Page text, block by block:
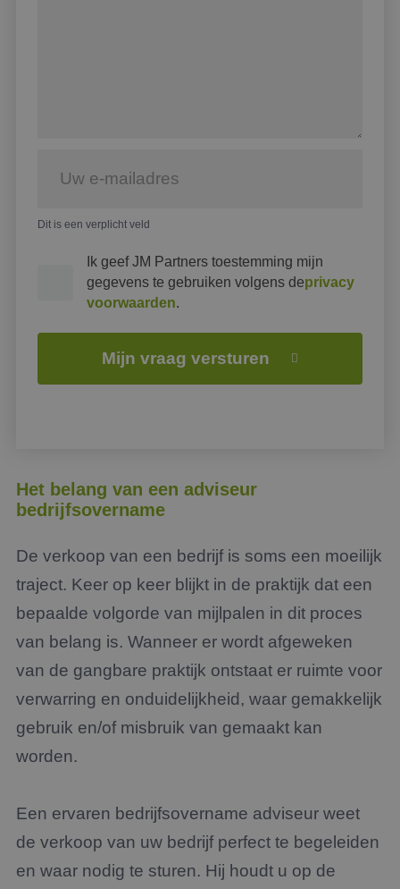
Dit is een verplicht veld
Ik geef JM Partners toestemming mijn
gegevens te gebruiken volgens deprivacy
voorwaarden.
Mijn vraag versturen
Het belang van een adviseur
bedrijfsovername
De verkoop van een bedrijf is soms een moeilijk
traject. Keer op keer blijkt in de praktijk dat een
bepaalde volgorde van mijlpalen in dit proces
van belang is. Wanneer er wordt afgeweken
van de gangbare praktijk ontstaat er ruimte voor
verwarring en onduidelijkheid, waar gemakkelijk
gebruik en/of misbruik van gemaakt kan
worden.
Een ervaren bedrijfsovername adviseur weet
de verkoop van uw bedrijf perfect te begeleiden
en waar nodig te sturen. Hij houdt u op de